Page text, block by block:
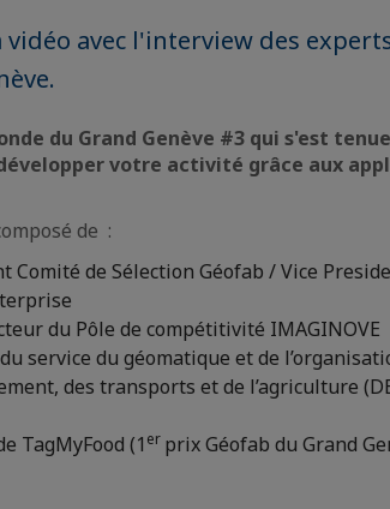
avec l'interview des
du Grand Genève #3 qui s'est
votre activité grâce aux
de :
Comité de Sélection Géofab / Vice
du Pôle de compétitivité IMAGINOVE
service du géomatique et de
des transports et de l’agriculture
TagMyFood (1 er prix Géofab du Grand